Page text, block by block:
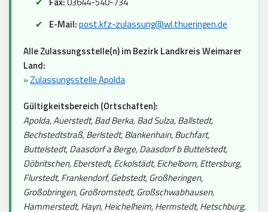
E-Mail:post.kfz-zulassung@wl.thueringen.de
Alle Zulassungsstelle(n) im Bezirk Landkreis Weimarer
Land:
»Zulassungsstelle Apolda
Gültigkeitsbereich (Ortschaften):
Apolda, Auerstedt, Bad Berka, Bad Sulza, Ballstedt,
Bechstedtstraß, Berlstedt, Blankenhain, Buchfart,
Buttelstedt, Daasdorf a Berge, Daasdorf b Buttelstedt,
Döbritschen, Eberstedt, Eckolstädt, Eichelborn, Ettersburg,
Flurstedt, Frankendorf, Gebstedt, Großheringen,
Großobringen, Großromstedt, Großschwabhausen,
Hammerstedt, Hayn, Heichelheim, Hermstedt, Hetschburg,